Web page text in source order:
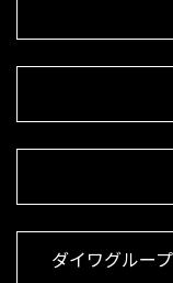
ダイワグルー